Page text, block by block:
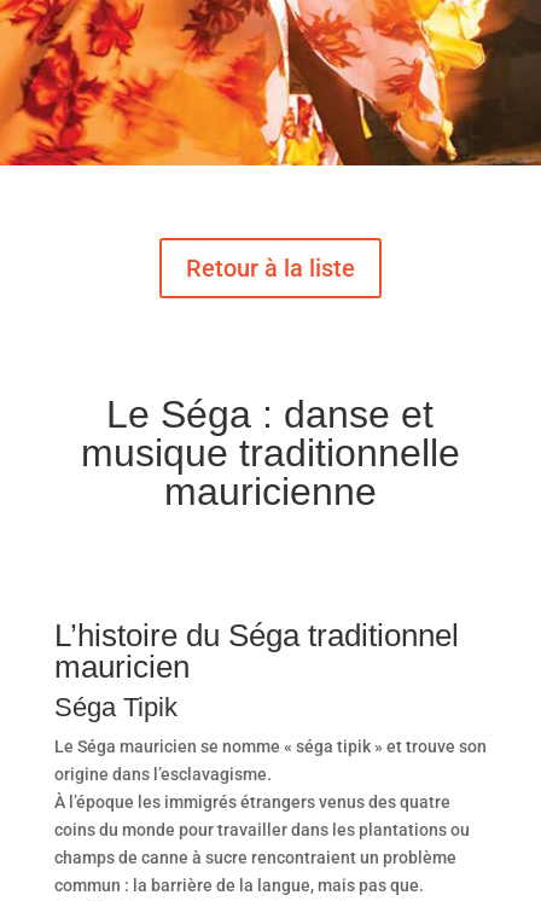
Le Séga : danse et
musique traditionnelle
mauricienne
L’histoire du Séga traditionnel
mauricien
Séga Tipik
Le Séga mauricien se nomme « séga tipik » et trouve son
origine dans l’esclavagisme.
À l’époque les immigrés étrangers venus des quatre
coins du monde pour travailler dans les plantations ou
champs de canne à sucre rencontraient un problème
commun : la barrière de la langue, mais pas que.